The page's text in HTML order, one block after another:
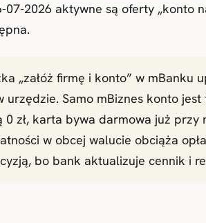
07-2026 aktywne są oferty „konto
„załóż firmę i konto” w
urzędzie. Samo mBiznes konto
0 zł, karta bywa darmowa już
w obcej walucie obciąża
bo bank aktualizuje cennik i